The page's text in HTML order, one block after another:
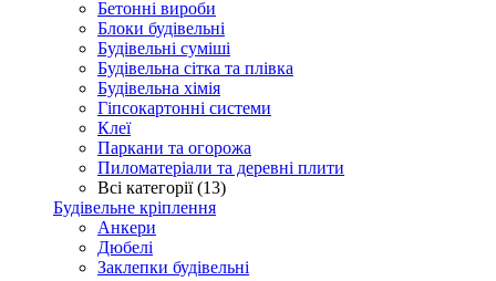
Бетонні вироби
Блоки будівельні
Будівельні суміші
Будівельна сітка та плівка
Будівельна хімія
Гіпсокартонні системи
Клеї
Паркани та огорожа
Пиломатеріали та деревні плити
Всі категорії (13)
Будівельне кріплення
Анкери
Дюбелі
Заклепки будівельні